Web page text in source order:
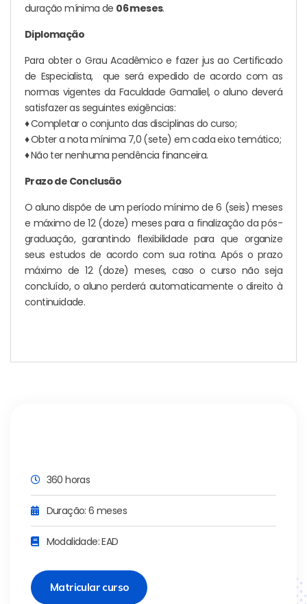
360 horas
Duração: 6 meses
Modalidade: EAD
Matricular curso
duração mínima de 06 meses.
Diplomação
Para obter o Grau Acadêmico e fazer jus ao Certificado
de Especialista, que será expedido de acordo com as
normas vigentes da Faculdade Gamaliel, o aluno deverá
satisfazer as seguintes exigências:
♦Completar o conjunto das disciplinas do curso;
♦Obter a nota mínima 7,0 (sete) em cada eixo temático;
♦Não ter nenhuma pendência financeira.
Prazo de Conclusão
O aluno dispõe de um período mínimo de 6 (seis) meses
e máximo de 12 (doze) meses para a finalização da pós-
graduação, garantindo flexibilidade para que organize
seus estudos de acordo com sua rotina. Após o prazo
máximo de 12 (doze) meses, caso o curso não seja
concluído, o aluno perderá automaticamente o direito à
continuidade.